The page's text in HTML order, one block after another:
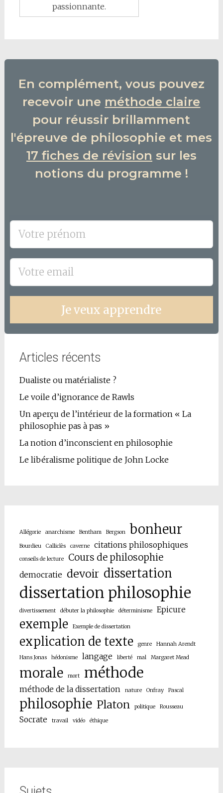
passionnante.
En complément, vous pouvez
recevoir une méthode claire
pour réussir brillamment
l'épreuve de philosophie et mes
17 fiches de révision sur les
notions du programme !
Je veux apprendre
Articles récents
Dualiste ou matérialiste ?
Le voile d’ignorance de Rawls
Un aperçu de l’intérieur de la formation « La
philosophie pas à pas »
La notion d’inconscient en philosophie
Le libéralisme politique de John Locke
Allégorie anarchisme Bentham Bergson bonheur
Bourdieu Calliclès caverne citations philosophiques
conseils de lecture Cours de philosophie
democratie devoir dissertation
dissertation philosophie
divertissement débuter la philosophie déterminisme Epicure
exemple Exemple de dissertation
explication de texte genre Hannah Arendt
Hans Jonas hédonisme langage liberté mal Margaret Mead
morale mort méthode
méthode de la dissertation nature Onfray Pascal
philosophie Platon politique Rousseau
Socrate travail vidéo éthique